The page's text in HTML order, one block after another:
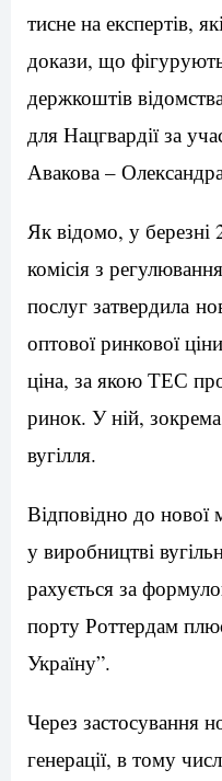
тисне на експертів,
докази, що
держкоштів
для Нацгвардії за
Авакова –
Як відомо, у березні
комісія з
послуг затвердила
оптової ринкової
ціна, за якою ТЕС
ринок. У ній,
вугілля.
Відповідно до нової
у виробництві
рахується за
порту Роттердам
Україну”.
Через застосування
генерації, в тому